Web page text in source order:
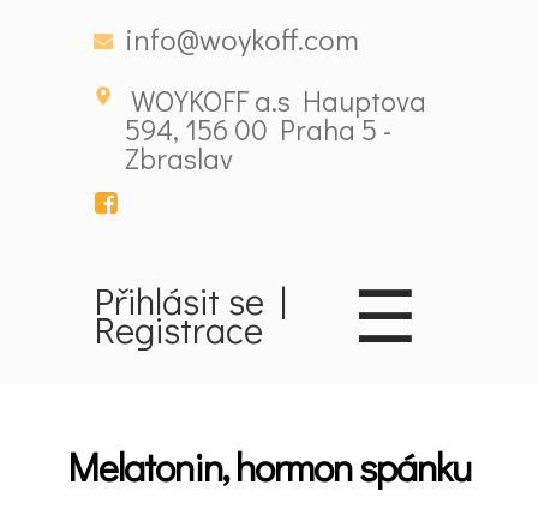
info@woykoff.com
WOYKOFF a.s Hauptova
594, 156 00 Praha 5 -
Zbraslav
Přihlásit se |
Registrace
Domů
nálady
☰
Melatonin, hormon spánku